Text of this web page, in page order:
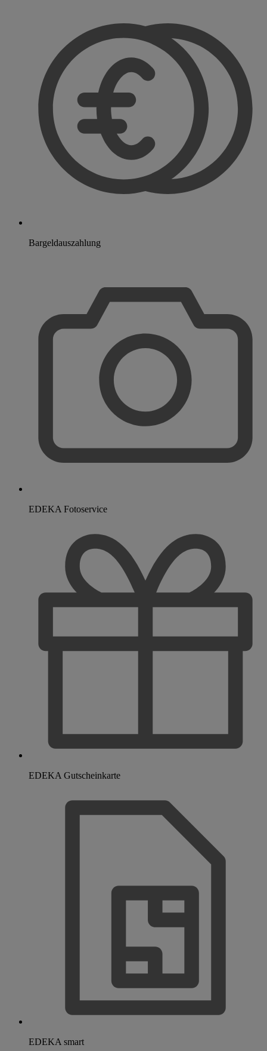
Bargeldauszahlung
EDEKA Fotoservice
EDEKA Gutscheinkarte
EDEKA smart